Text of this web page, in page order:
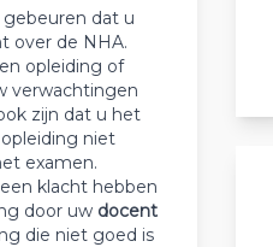
dat u
over de NHA.
opleiding of
verwachtingen
zijn dat u het
niet
examen.
klacht hebben
door uw docent
die niet goed is